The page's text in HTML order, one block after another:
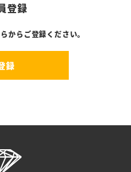
登録
からご登録ください。
録